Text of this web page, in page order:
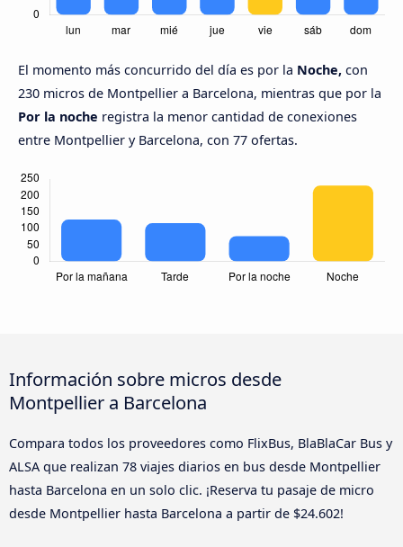
El momento más concurrido del día es por la Noche, con
230 micros de Montpellier a Barcelona, mientras que por la
Por la noche registra la menor cantidad de conexiones
entre Montpellier y Barcelona, con 77 ofertas.
Información sobre micros desde
Montpellier a Barcelona
Compara todos los proveedores como FlixBus, BlaBlaCar Bus y
ALSA que realizan 78 viajes diarios en bus desde Montpellier
hasta Barcelona en un solo clic. ¡Reserva tu pasaje de micro
desde Montpellier hasta Barcelona a partir de $24.602!